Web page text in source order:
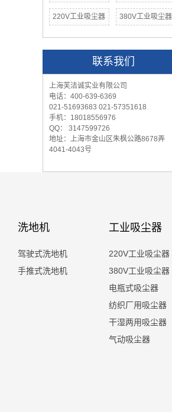
220V工业吸尘器 380V工业吸尘器
联系我们
上海芙洁诚实业有限公司
电话：400-639-6369
021-51693683 021-57351618
手机：18018556976
QQ： 3147599726
地址：上海市金山区朱枫公路8678弄
4041-4043号
洗地机
驾驶式洗地机
手推式洗地机
工业吸尘器
220V工业吸尘器
380V工业吸尘器
电瓶式吸尘器
纺织厂用吸尘器
干湿两用吸尘器
气动吸尘器